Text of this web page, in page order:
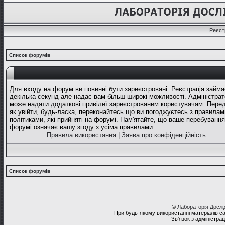
Список форумів
Для входу на форум ви повинні бути зареєстровані. Реєстрація
декілька секунд але надає вам більш широкі можливості.
може надати додаткові привілеї зареєстрованим користувачам.
як увійти, будь-ласка, переконайтесь що ви погоджуєтесь з
політиками, які прийняті на форумі. Пам'ятайте, що ваше
форумі означає вашу згоду з усіма правилами.
Правила використання
Заява про конфіденційність
Список форумів
© Лабораторія
При будь-якому використанні матеріалів
Зв'язок з